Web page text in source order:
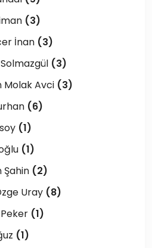
(3)
İnan (3)
(3)
Molak Avci (3)
(6)
(1)
(1)
Şahin (2)
Uray (8)
(1)
(1)